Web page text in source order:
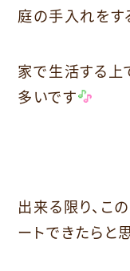
庭の手入れをす
家で生活する上
多いです
出来る限り、こ
ートできたらと